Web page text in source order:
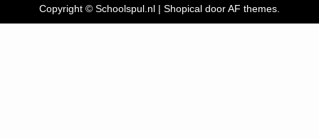
Copyright © Schoolspul.nl | Shopical door AF themes.